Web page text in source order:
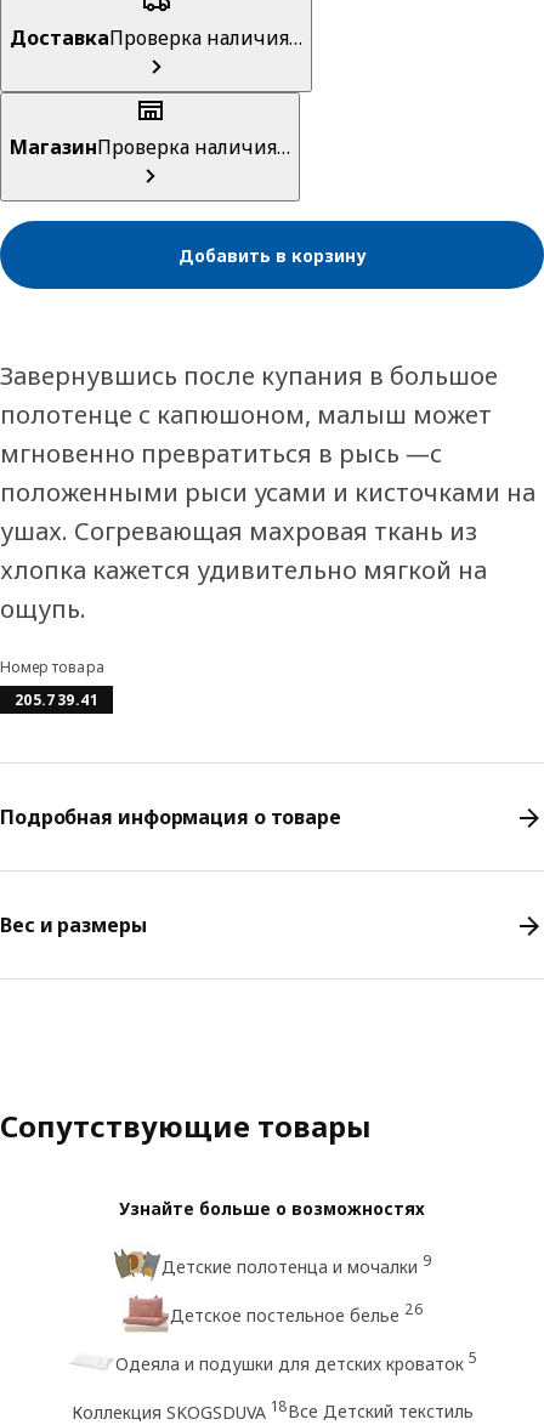
ДоставкаПроверка наличия…
МагазинПроверка наличия…
Добавить в корзину
Завернувшись после купания в большое
полотенце с капюшоном, малыш может
мгновенно превратиться в рысь —с
положенными рыси усами и кисточками на
ушах. Согревающая махровая ткань из
хлопка кажется удивительно мягкой на
ощупь.
Номер товара
205.739.41
Подробная информация о товаре
Вес и размеры
Сопутствующие товары
Узнайте больше о возможностях
Детские полотенца и мочалки 9
Детское постельное белье 26
Одеяла и подушки для детских кроваток 5
Коллекция SKOGSDUVA 18Все Детский текстиль